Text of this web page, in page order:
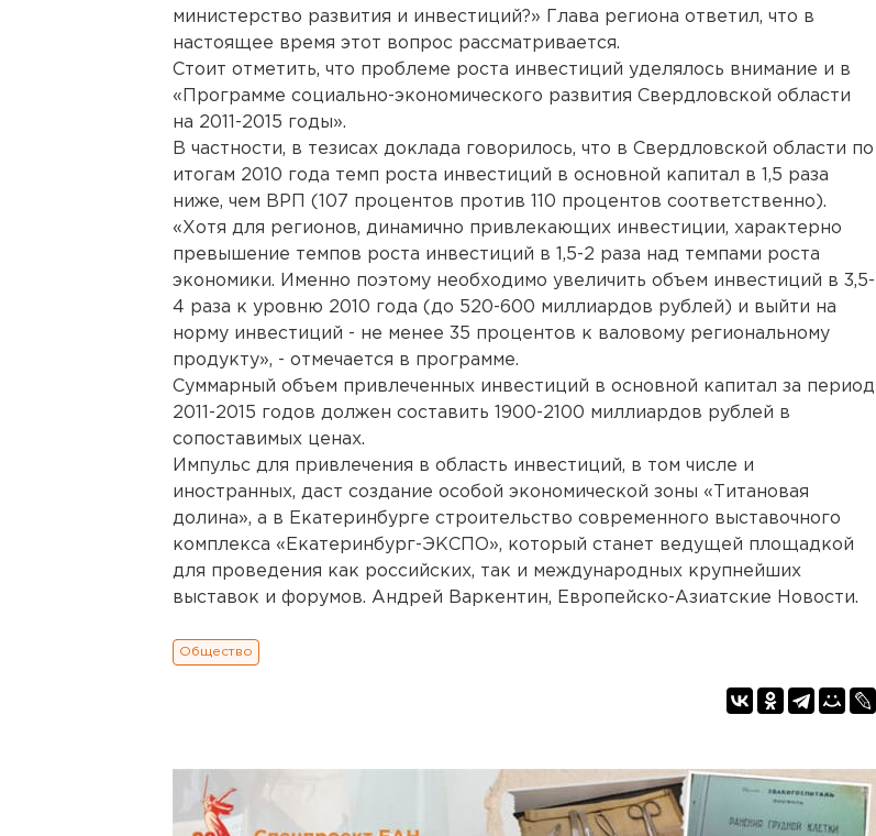
министерство развития и инвестиций?» Глава региона ответил, что в
настоящее время этот вопрос рассматривается.
Стоит отметить, что проблеме роста инвестиций уделялось внимание и в
«Программе социально-экономического развития Свердловской области
на 2011-2015 годы».
В частности, в тезисах доклада говорилось, что в Свердловской области по
итогам 2010 года темп роста инвестиций в основной капитал в 1,5 раза
ниже, чем ВРП (107 процентов против 110 процентов соответственно).
«Хотя для регионов, динамично привлекающих инвестиции, характерно
превышение темпов роста инвестиций в 1,5-2 раза над темпами роста
экономики. Именно поэтому необходимо увеличить объем инвестиций в 3,5-
4 раза к уровню 2010 года (до 520-600 миллиардов рублей) и выйти на
норму инвестиций - не менее 35 процентов к валовому региональному
продукту», - отмечается в программе.
Суммарный объем привлеченных инвестиций в основной капитал за период
2011-2015 годов должен составить 1900-2100 миллиардов рублей в
сопоставимых ценах.
Импульс для привлечения в область инвестиций, в том числе и
иностранных, даст создание особой экономической зоны «Титановая
долина», а в Екатеринбурге строительство современного выставочного
комплекса «Екатеринбург-ЭКСПО», который станет ведущей площадкой
для проведения как российских, так и международных крупнейших
выставок и форумов. Андрей Варкентин, Европейско-Азиатские Новости.
Общество